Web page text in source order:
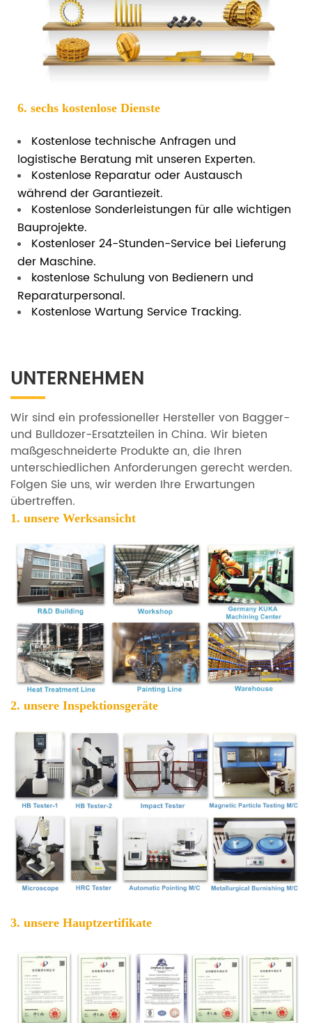
6. sechs kostenlose Dienste
Kostenlose technische Anfragen und
logistische Beratung mit unseren Experten.
Kostenlose Reparatur oder Austausch
während der Garantiezeit.
Kostenlose Sonderleistungen für alle wichtigen
Bauprojekte.
Kostenloser 24-Stunden-Service bei Lieferung
der Maschine.
kostenlose Schulung von Bedienern und
Reparaturpersonal.
Kostenlose Wartung Service Tracking.
UNTERNEHMEN
Wir sind ein professioneller Hersteller von Bagger-
und Bulldozer-Ersatzteilen in China. Wir bieten
maßgeschneiderte Produkte an, die Ihren
unterschiedlichen Anforderungen gerecht werden.
Folgen Sie uns, wir werden Ihre Erwartungen
übertreffen.
1. unsere Werksansicht
2. unsere Inspektionsgeräte
3. unsere Hauptzertifikate